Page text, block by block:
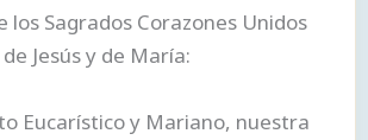
los Sagrados Corazones Unidos
de Jesús y de María:
Eucarístico y Mariano, nuestra